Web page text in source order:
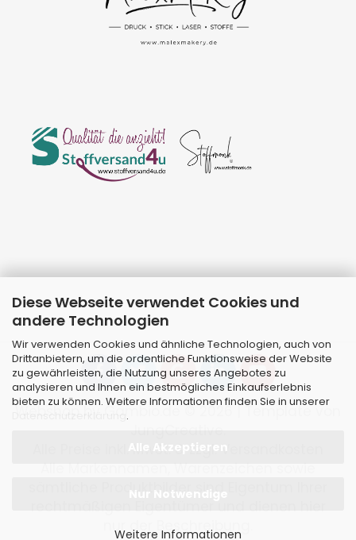
Diese Webseite verwendet Cookies und
andere Technologien
Wir verwenden Cookies und ähnliche Technologien, auch von
Drittanbietern, um die ordentliche Funktionsweise der Website
zu gewährleisten, die Nutzung unseres Angebotes zu
analysieren und Ihnen ein bestmögliches Einkaufserlebnis
bieten zu können. Weitere Informationen finden Sie in unserer
.
Alle Akzeptieren
Nur Notwendige
Weitere Informationen
Webshopby Gambio.de © 2026 | Template von
Alle Preise inkl. MwSt. & zzgl. Versandkosten
sämtliche Produktbilder sind Eigentum Ihrer
nur der Beschreibung.